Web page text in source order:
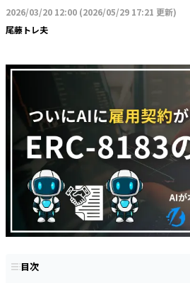
2026/03/20 12:00 (2026/05/29 17:21 更新)
尾藤トレ夫
目次